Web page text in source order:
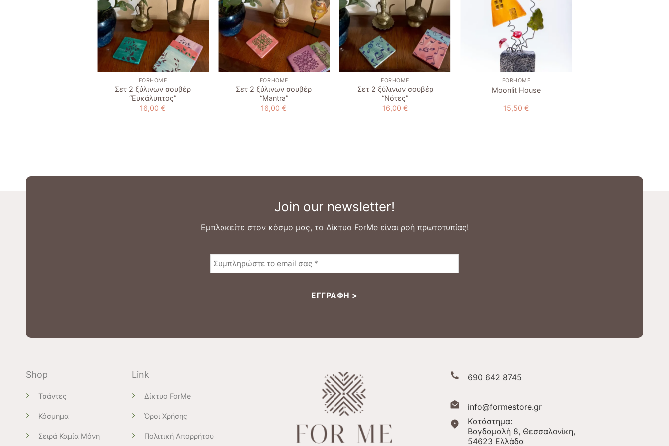
FORHOME
Σετ 2 ξύλινων σουβέρ
“Ευκάλυπτος”
16,00 €
FORHOME
Σετ 2 ξύλινων σουβέρ
“Μantra”
16,00€
FORHOME
Σετ 2 ξύλινων σουβέρ
“Νότες”
16,00 €
FORHOME
Moonlit House
15,50 €
Join our newsletter!
Εμπλακείτε στον κόσμο μας, το Δίκτυο ForMe είναι ροή πρωτοτυπίας!
Shop
Τσάντες
Κόσμημα
Σειρά Καμία Μόνη
Link
Δίκτυο ForMe
Όροι Χρήσης
Πολιτική Απορρήτου
690 642 8745
info@formestore.gr
Kατάστημα:
Βαγδαμαλή 8, Θεσσαλονίκη,
54623 Ελλάδα